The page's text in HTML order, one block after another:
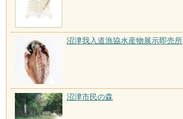
沼津我入道漁協水産物展示即売所
沼津市民の森